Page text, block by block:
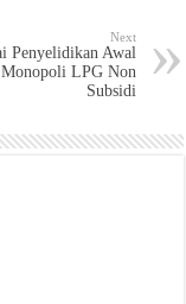
Next
Penyelidikan Awal
Monopoli LPG Non
Subsidi